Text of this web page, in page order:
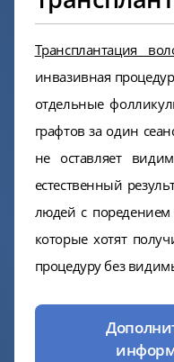
Трансплантация
инвазивная
отдельные
графтов за один
не оставляет
естественный
людей с
которые хотят
процедуру без